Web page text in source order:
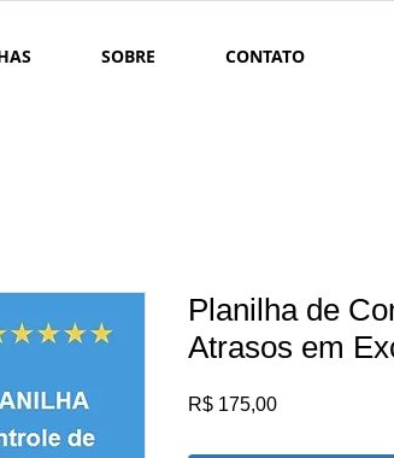
SOBRE CONTATO
Planilha de
Atrasos em
R$ 175,00Preço